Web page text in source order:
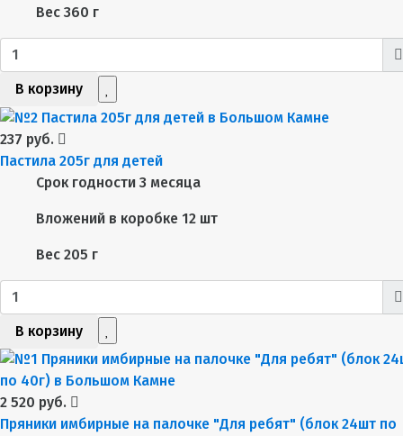
Вес 360 г
В корзину
237 руб.
Пастила 205г для детей
Срок годности 3 месяца
Вложений в коробке 12 шт
Вес 205 г
В корзину
2 520 руб.
Пряники имбирные на палочке "Для ребят" (блок 24шт по